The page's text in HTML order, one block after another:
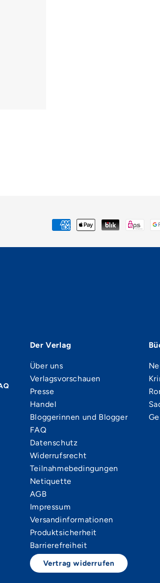
Der Verlag
Über uns
Verlagsvorschauen
Presse
Handel
Bloggerinnen und Blogger
FAQ
Datenschutz
Widerrufsrecht
Teilnahmebedingungen
Netiquette
AGB
Impressum
Versandinformationen
Produktsicherheit
Barrierefreiheit
Vertrag widerrufen